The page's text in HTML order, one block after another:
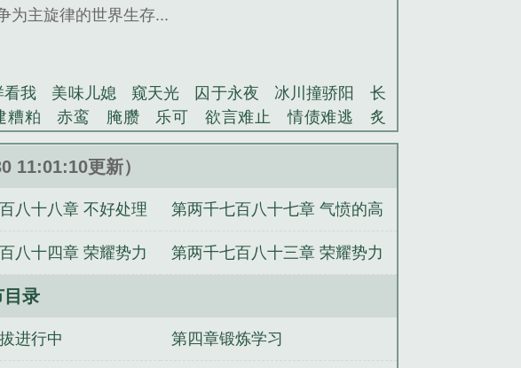
为主旋律的世界生存...
看我 美味儿媳 窥天光 囚于永夜 冰川撞骄阳
长
糟粕 赤鸾 腌臜 乐可 欲言难止 情债难逃
炙
无双 金麟岂是池中物 掌中的美母 破云2吞海
爱
人 医道风流 蜜汁樱桃
奔 李兵沈思 沪上烟雨 玉荷 于青 酸果新痕
我
一屋暗灯 心头血 带枪出巡 哥哥管教的日子
同
说网
别长官
员 渤海舰队司令 美国太平洋舰队司令
11:01:10更新）
八十八章 不好处理 第两千七百八十七章 气愤的高
胖子
八十四章 荣耀势力 第两千七百八十三章 荣耀势力
目录
进行中 第四章锻炼学习